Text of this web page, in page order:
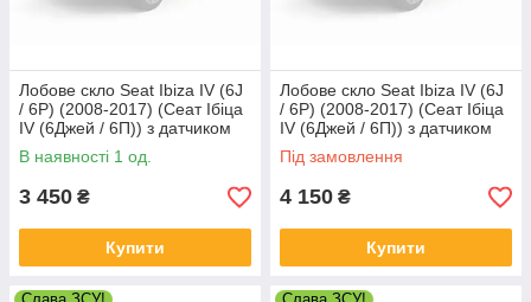
Лобове скло Seat Ibiza IV (6J
/ 6P) (2008-2017) (Сеат Ібіца
IV (6Джей / 6П)) з датчиком
дощу
В наявності 1 од.
3 450 ₴
Купити
Лобове скло Seat Ibiza IV (6J
/ 6P) (2008-2017) (Сеат Ібіца
IV (6Джей / 6П)) з датчиком
дощу
Під замовлення
4 150 ₴
Купити